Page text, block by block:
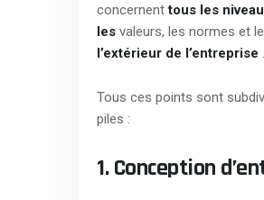
concernenttous les
les valeurs, les normes et
l’extérieur de l’entreprise .
Tous ces points sont
piles :
1. Conception